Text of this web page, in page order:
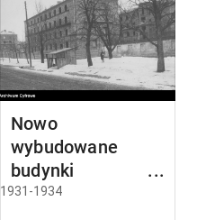
Nowo
wybudowane
budynki w
Częstochowie
1931-1934